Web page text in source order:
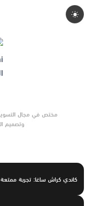
مختص في مجال
وتصميم
كاندي كراش ساغا: تجربة ممتعة